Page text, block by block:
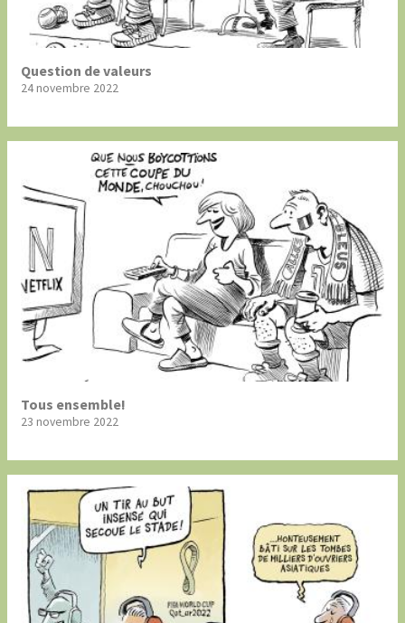
Question de valeurs
24 novembre 2022
Tous ensemble!
23 novembre 2022